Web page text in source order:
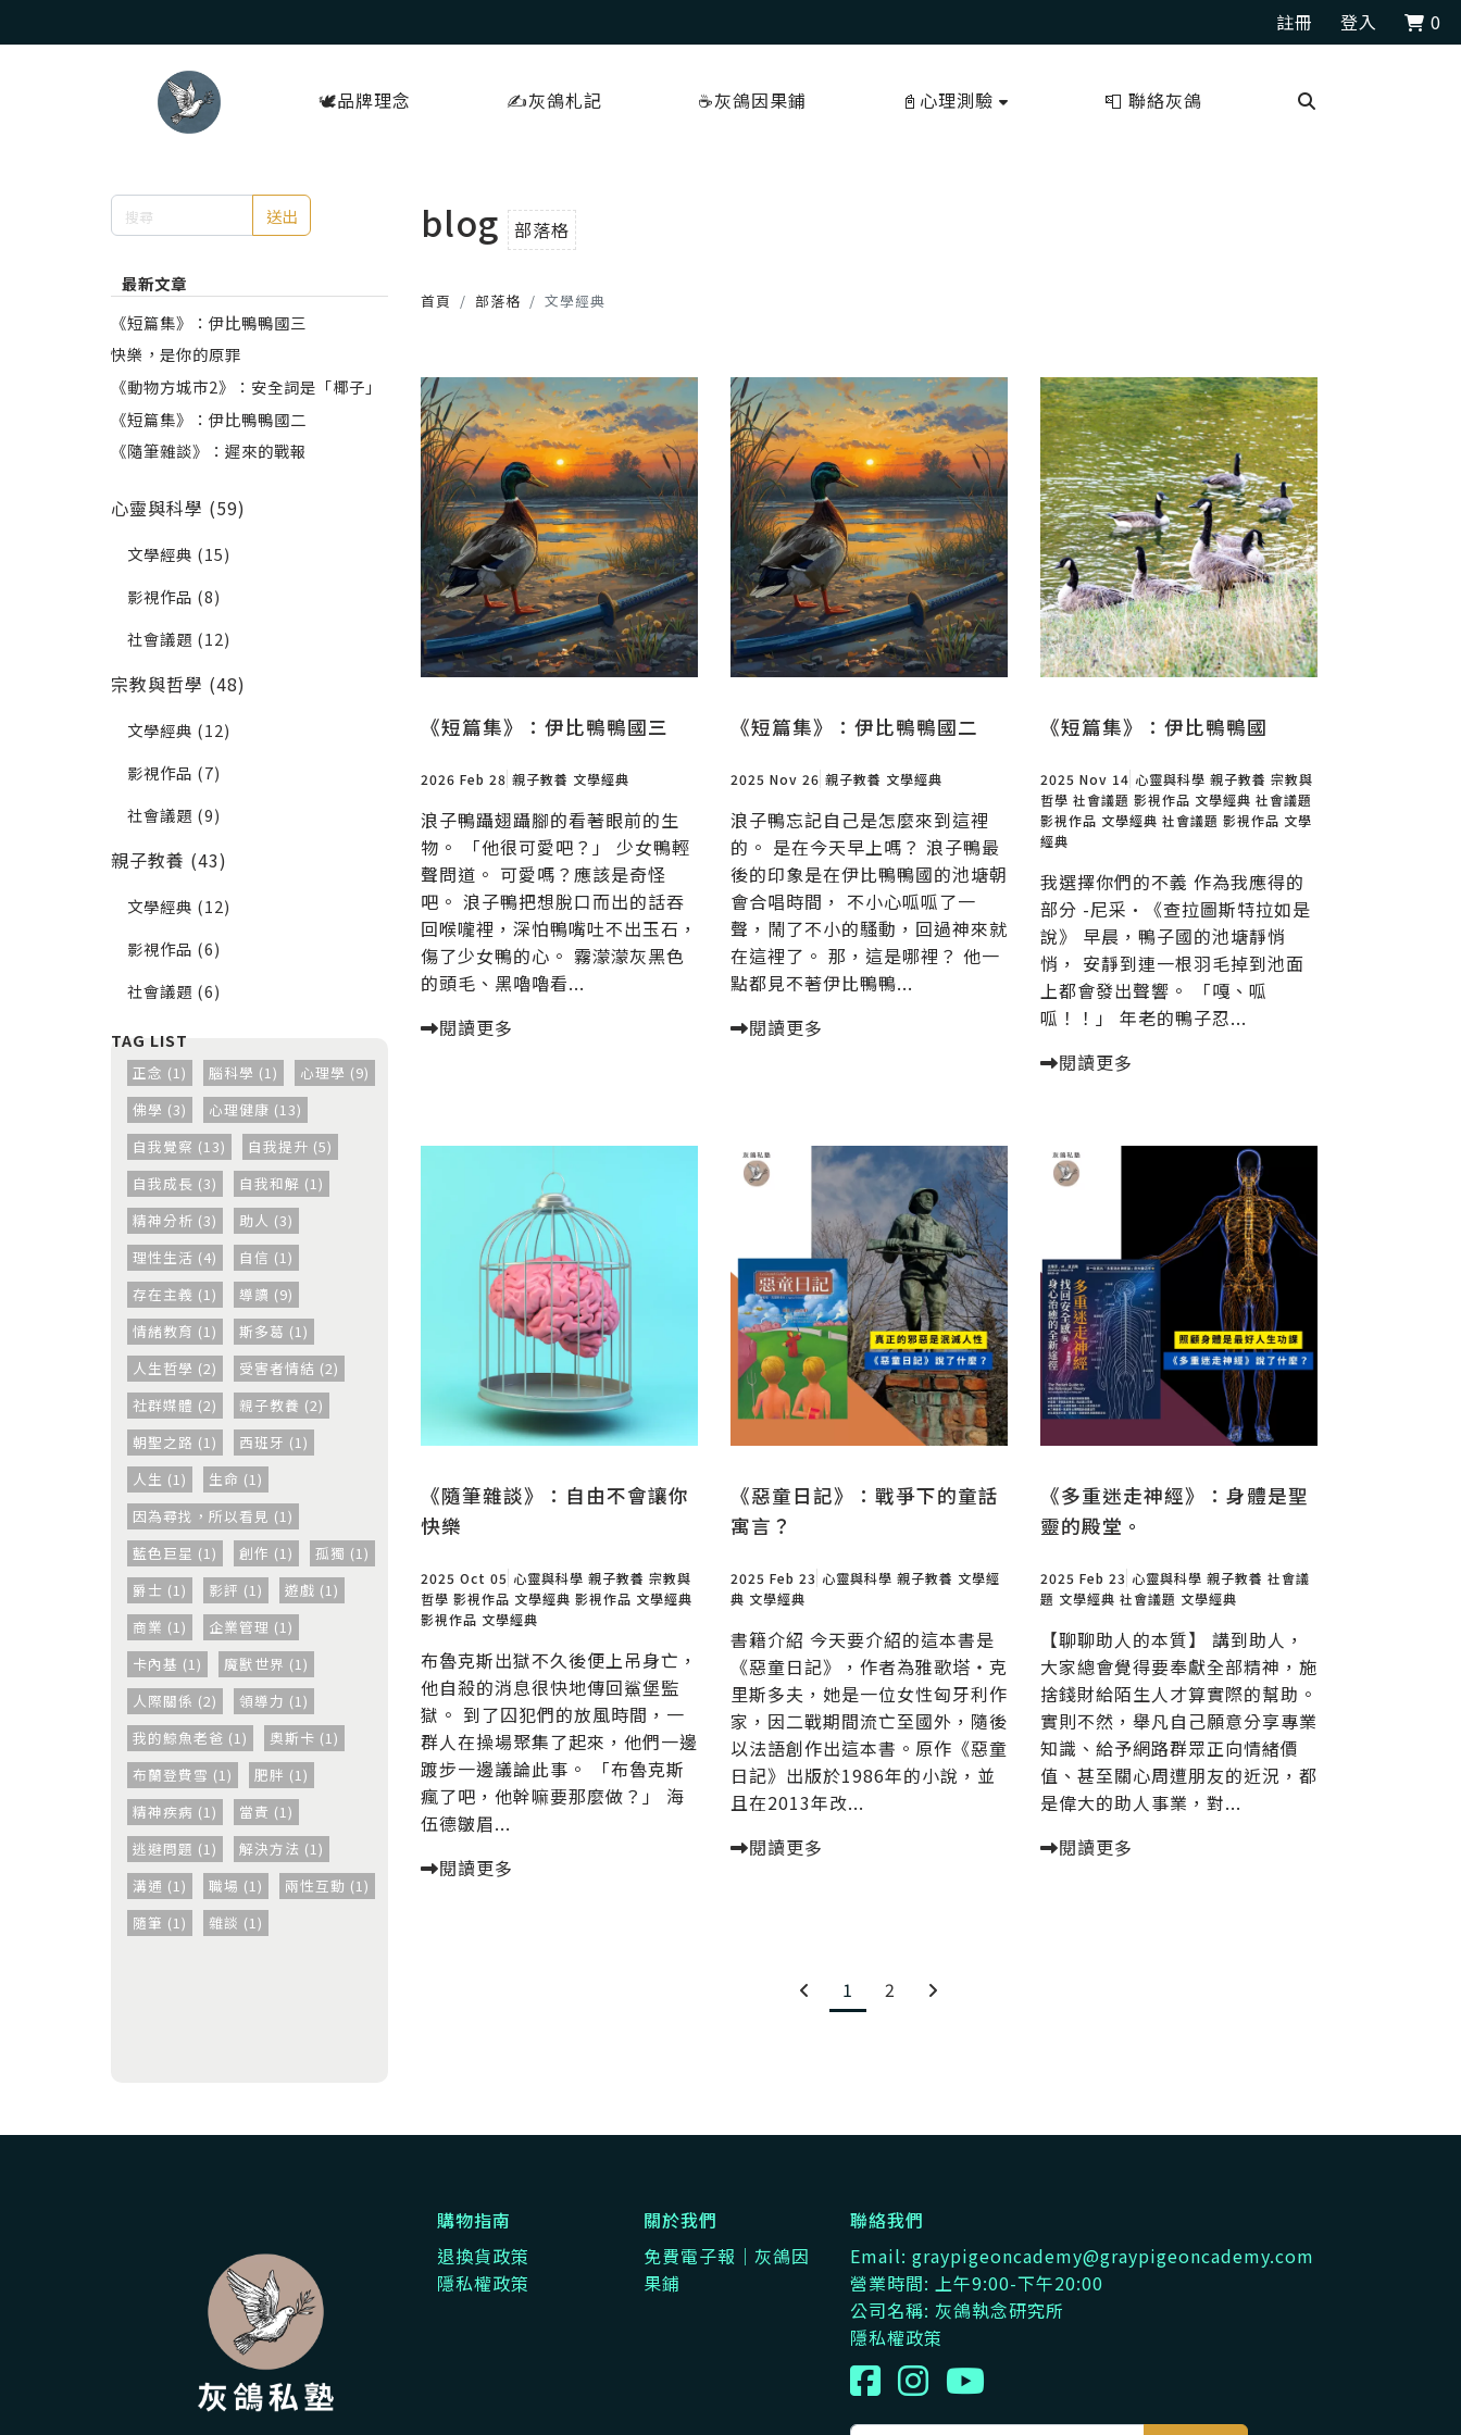
註冊 登入 0
🕊️品牌理念 ✍️灰鴿札記 ☕️灰鴿因果鋪 📓心理測驗 📮 聯絡灰鴿
送出
最新文章
《短篇集》：伊比鴨鴨國三
快樂，是你的原罪
《動物方城市2》：安全詞是「椰子」
《短篇集》：伊比鴨鴨國二
《隨筆雜談》：遲來的戰報
心靈與科學 (59)
文學經典 (15)
影視作品 (8)
社會議題 (12)
宗教與哲學 (48)
文學經典 (12)
影視作品 (7)
社會議題 (9)
親子教養 (43)
文學經典 (12)
影視作品 (6)
社會議題 (6)
正念 (1) 腦科學 (1)
心理學 (9)
佛學 (3)
心理健康 (13)
自我覺察 (13)
自我提升 (5)
自我成長 (3)
自我和解 (1)
精神分析 (3)
助人 (3)
理性生活 (4)
自信 (1)
存在主義 (1)
導讀 (9)
情緒教育 (1)
斯多葛 (1)
人生哲學 (2)
受害者情結 (2)
社群媒體 (2)
親子教養 (2)
朝聖之路 (1)
西班牙 (1)
人生 (1)
生命 (1)
因為尋找，所以看見 (1)
藍色巨星 (1)
創作 (1)
孤獨 (1)
爵士 (1)
影評 (1)
遊戲 (1)
商業 (1)
企業管理 (1)
卡內基 (1)
魔獸世界 (1)
人際關係 (2)
領導力 (1)
我的鯨魚老爸 (1)
奧斯卡 (1)
布蘭登費雪 (1)
肥胖 (1)
精神疾病 (1)
當責 (1)
逃避問題 (1)
解決方法 (1)
溝通 (1)
職場 (1)
兩性互動 (1)
隨筆 (1)
雜談 (1)
blog 部落格
首頁 部落格 文學經典
《短篇集》：伊比鴨鴨國三
2026 Feb 28 親子教養 文學經典
浪子鴨躡翅躡腳的看著眼前的生
物。 「他很可愛吧？」 少女鴨輕
聲問道。 可愛嗎？應該是奇怪
吧。 浪子鴨把想脫口而出的話吞
回喉嚨裡，深怕鴨嘴吐不出玉石，
傷了少女鴨的心。 霧濛濛灰黑色
的頭毛、黑嚕嚕看...
閱讀更多
《短篇集》：伊比鴨鴨國二
2025 Nov 26 親子教養 文學經典
浪子鴨忘記自己是怎麼來到這裡
的。 是在今天早上嗎？ 浪子鴨最
後的印象是在伊比鴨鴨國的池塘朝
會合唱時間， 不小心呱呱了一
聲，鬧了不小的騷動，回過神來就
在這裡了。 那，這是哪裡？ 他一
點都見不著伊比鴨鴨...
閱讀更多
《短篇集》：伊比鴨鴨國
2025 Nov 14 心靈與科學 親子教養 宗教與
哲學 社會議題 影視作品 文學經典 社會議題
影視作品 文學經典 社會議題 影視作品 文學
經典
我選擇你們的不義 作為我應得的
部分 -尼采·《查拉圖斯特拉如是
說》 早晨，鴨子國的池塘靜悄
悄， 安靜到連一根羽毛掉到池面
上都會發出聲響。 「嘎、呱
呱！！」 年老的鴨子忍...
閱讀更多
《隨筆雜談》：自由不會讓你
快樂
2025 Oct 05 心靈與科學 親子教養 宗教與
哲學 影視作品 文學經典 影視作品 文學經典
影視作品 文學經典
布魯克斯出獄不久後便上吊身亡，
他自殺的消息很快地傳回鯊堡監
獄。 到了囚犯們的放風時間，一
群人在操場聚集了起來，他們一邊
踱步一邊議論此事。 「布魯克斯
瘋了吧，他幹嘛要那麼做？」 海
伍德皺眉...
閱讀更多
《惡童日記》：戰爭下的童話
寓言？
2025 Feb 23 心靈與科學 親子教養 文學經
典 文學經典
書籍介紹 今天要介紹的這本書是
《惡童日記》，作者為雅歌塔・克
里斯多夫，她是一位女性匈牙利作
家，因二戰期間流亡至國外，隨後
以法語創作出這本書。原作《惡童
日記》出版於1986年的小說，並
且在2013年改...
閱讀更多
《多重迷走神經》：身體是聖
靈的殿堂。
2025 Feb 23 心靈與科學 親子教養 社會議
題 文學經典 社會議題 文學經典
【聊聊助人的本質】 講到助人，
大家總會覺得要奉獻全部精神，施
捨錢財給陌生人才算實際的幫助。
實則不然，舉凡自己願意分享專業
知識、給予網路群眾正向情緒價
值、甚至關心周遭朋友的近況，都
是偉大的助人事業，對...
閱讀更多
1 2
購物指南
退換貨政策
隱私權政策
關於我們
免費電子報｜灰鴿因
果鋪
聯絡我們
Email: graypigeoncademy@graypigeoncademy.com
營業時間: 上午9:00-下午20:00
公司名稱: 灰鴿執念研究所
隱私權政策